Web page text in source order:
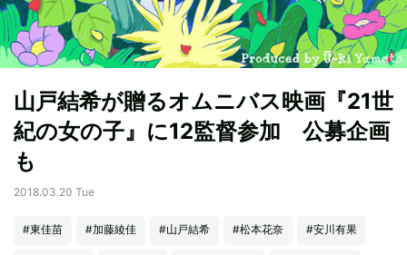
山戸結希が贈るオムニバス映画『21世
紀の女の子』に12監督参加 公募企画
も
2018.03.20 Tue
#東佳苗 #加藤綾佳 #山戸結希 #松本花奈 #安川有果